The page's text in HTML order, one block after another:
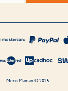
Merci Maman © 2025